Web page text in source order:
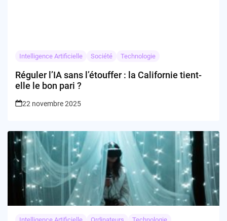
Intelligence Artificielle Société Technologie
Réguler l’IA sans l’étouffer : la Californie tient-
elle le bon pari ?
22 novembre 2025